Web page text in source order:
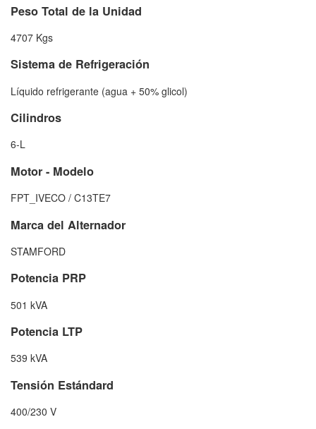
Peso Total de la Unidad
4707 Kgs
Sistema de Refrigeración
Líquido refrigerante (agua + 50% glicol)
Cilindros
6-L
Motor - Modelo
FPT_IVECO / C13TE7
Marca del Alternador
STAMFORD
Potencia PRP
501 kVA
Potencia LTP
539 kVA
Tensión Estándard
400/230 V